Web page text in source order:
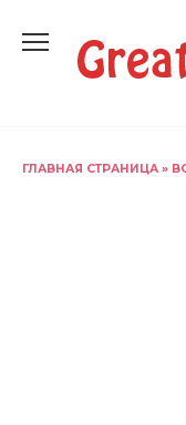
содержанию
ГЛАВНАЯ СТРАНИЦА »